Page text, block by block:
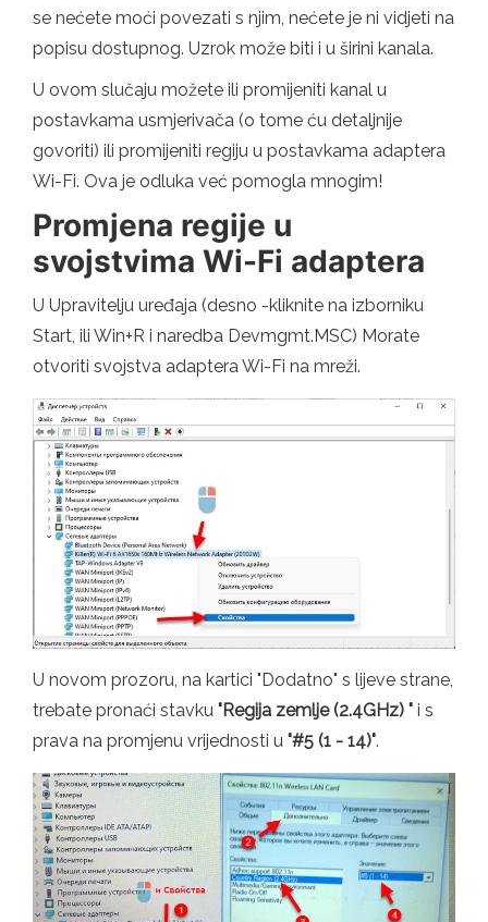
se nećete moći povezati s njim, nećete je ni vidjeti na
popisu dostupnog. Uzrok može biti i u širini kanala.
U ovom slučaju možete ili promijeniti kanal u
postavkama usmjerivača (o tome ću detaljnije
govoriti) ili promijeniti regiju u postavkama adaptera
Wi-Fi. Ova je odluka već pomogla mnogim!
Promjena regije u
svojstvima Wi-Fi adaptera
U Upravitelju uređaja (desno -kliknite na izborniku
Start, ili Win+R i naredba Devmgmt.MSC) Morate
otvoriti svojstva adaptera Wi-Fi na mreži.
U novom prozoru, na kartici "Dodatno" s lijeve strane,
trebate pronaći stavku "Regija zemlje (2.4GHz) " i s
prava na promjenu vrijednosti u "#5 (1 - 14)".